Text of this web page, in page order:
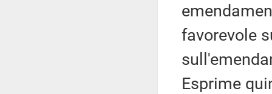
favorevole
Esprime